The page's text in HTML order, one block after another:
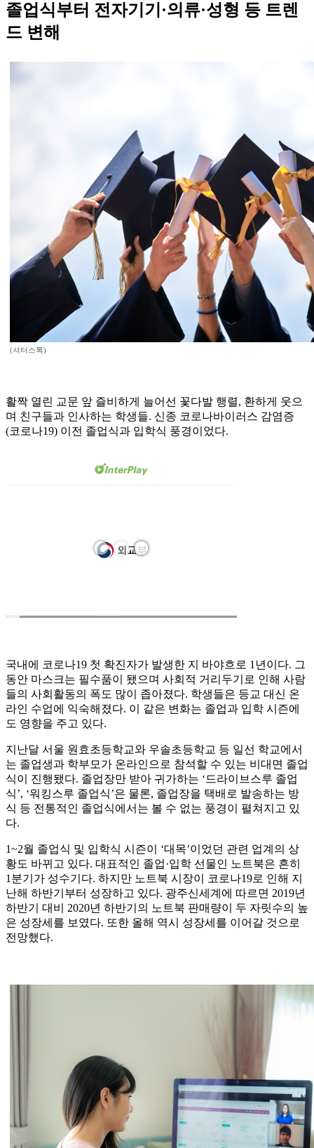
졸업식부터 전자기기·의류·성형 등 트렌
드 변해
(셔터스톡)
활짝 열린 교문 앞 즐비하게 늘어선 꽃다발 행렬, 환하게 웃으
며 친구들과 인사하는 학생들. 신종 코로나바이러스 감염증
(코로나19) 이전 졸업식과 입학식 풍경이었다.
국내에 코로나19 첫 확진자가 발생한 지 바야흐로 1년이다. 그
동안 마스크는 필수품이 됐으며 사회적 거리두기로 인해 사람
들의 사회활동의 폭도 많이 좁아졌다. 학생들은 등교 대신 온
라인 수업에 익숙해졌다. 이 같은 변화는 졸업과 입학 시즌에
도 영향을 주고 있다.
지난달 서울 원효초등학교와 우솔초등학교 등 일선 학교에서
는 졸업생과 학부모가 온라인으로 참석할 수 있는 비대면 졸업
식이 진행됐다. 졸업장만 받아 귀가하는 ‘드라이브스루 졸업
식’, ‘워킹스루 졸업식’은 물론, 졸업장을 택배로 발송하는 방
식 등 전통적인 졸업식에서는 볼 수 없는 풍경이 펼쳐지고 있
다.
1~2월 졸업식 및 입학식 시즌이 ‘대목’이었던 관련 업계의 상
황도 바뀌고 있다. 대표적인 졸업·입학 선물인 노트북은 흔히
1분기가 성수기다. 하지만 노트북 시장이 코로나19로 인해 지
난해 하반기부터 성장하고 있다. 광주신세계에 따르면 2019년
하반기 대비 2020년 하반기의 노트북 판매량이 두 자릿수의 높
은 성장세를 보였다. 또한 올해 역시 성장세를 이어갈 것으로
전망했다.